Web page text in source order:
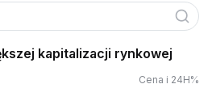
kapitalizacji rynkowej
Cena i 24H%